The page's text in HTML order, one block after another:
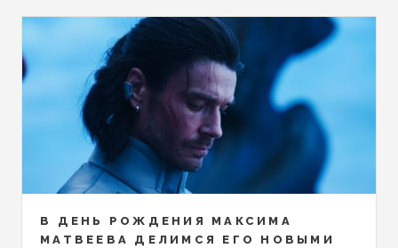
В ДЕНЬ РОЖДЕНИЯ МАКСИМА
МАТВЕЕВА ДЕЛИМСЯ ЕГО НОВЫМИ